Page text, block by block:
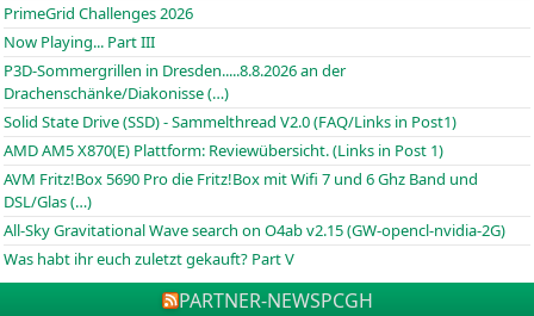
PrimeGrid Challenges 2026
Now Playing... Part III
P3D-Sommergrillen in Dresden.....8.8.2026 an der
Drachenschänke/Diakonisse (…)
Solid State Drive (SSD) - Sammelthread V2.0 (FAQ/Links in Post1)
AMD AM5 X870(E) Plattform: Reviewübersicht. (Links in Post 1)
AVM Fritz!Box 5690 Pro die Fritz!Box mit Wifi 7 und 6 Ghz Band und
DSL/Glas (…)
All-Sky Gravitational Wave search on O4ab v2.15 (GW-opencl-nvidia-2G)
Was habt ihr euch zuletzt gekauft? Part V
PARTNER-NEWSPCGH